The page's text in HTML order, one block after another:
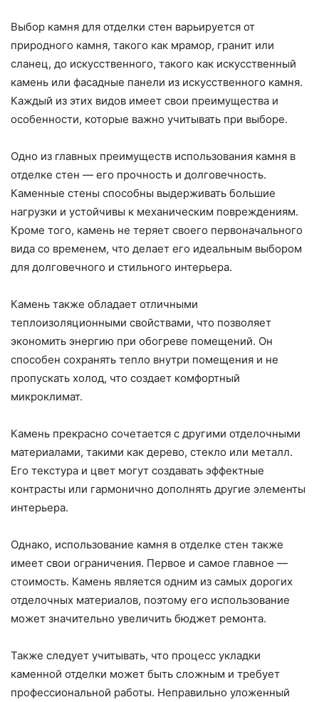
Выбор камня для отделки стен варьируется от
природного камня, такого как мрамор, гранит или
сланец, до искусственного, такого как искусственный
камень или фасадные панели из искусственного камня.
Каждый из этих видов имеет свои преимущества и
особенности, которые важно учитывать при выборе.
Одно из главных преимуществ использования камня в
отделке стен — его прочность и долговечность.
Каменные стены способны выдерживать большие
нагрузки и устойчивы к механическим повреждениям.
Кроме того, камень не теряет своего первоначального
вида со временем, что делает его идеальным выбором
для долговечного и стильного интерьера.
Камень также обладает отличными
теплоизоляционными свойствами, что позволяет
экономить энергию при обогреве помещений. Он
способен сохранять тепло внутри помещения и не
пропускать холод, что создает комфортный
микроклимат.
Камень прекрасно сочетается с другими отделочными
материалами, такими как дерево, стекло или металл.
Его текстура и цвет могут создавать эффектные
контрасты или гармонично дополнять другие элементы
интерьера.
Однако, использование камня в отделке стен также
имеет свои ограничения. Первое и самое главное —
стоимость. Камень является одним из самых дорогих
отделочных материалов, поэтому его использование
может значительно увеличить бюджет ремонта.
Также следует учитывать, что процесс укладки
каменной отделки может быть сложным и требует
профессиональной работы. Неправильно уложенный